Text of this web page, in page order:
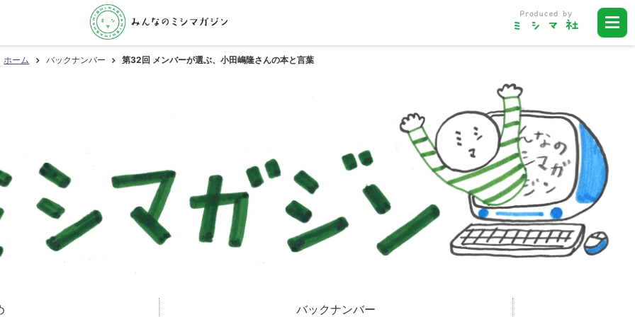
ホーム バックナンバー 第32回 メンバーが選ぶ、小田嶋隆さんの本と言葉
バックナンバー